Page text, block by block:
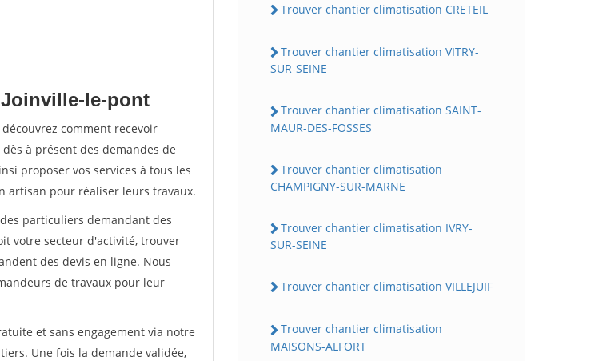
le-pont
comment recevoir
à présent des demandes de
proposer vos services à tous les
artisan pour réaliser leurs travaux.
particuliers demandant des
votre secteur d'activité, trouver
des devis en ligne. Nous
de travaux pour leur
et sans engagement via notre
Une fois la demande validée,
Trouver chantier climatisation CRETEIL
Trouver chantier climatisation VITRY-
SUR-SEINE
Trouver chantier climatisation SAINT-
MAUR-DES-FOSSES
Trouver chantier climatisation
CHAMPIGNY-SUR-MARNE
Trouver chantier climatisation IVRY-
SUR-SEINE
Trouver chantier climatisation VILLEJUIF
Trouver chantier climatisation
MAISONS-ALFORT